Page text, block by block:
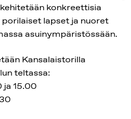
konkreettisia
lapset ja nuoret
asuinympäristössään.
Kansalaistorilla
teltassa:
ja 15.00